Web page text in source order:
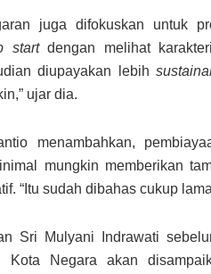
juga difokuskan untuk
startdengan melihat
diupayakan lebih
ujar dia.
menambahkan,
mungkin memberikan
“Itu sudah dibahas cukup
Sri Mulyani Indrawati
Kota Negara akan